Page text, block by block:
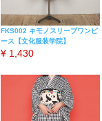
FKS002 キモノスリーブワンピ
ース【文化服装学院】
¥ 1,430